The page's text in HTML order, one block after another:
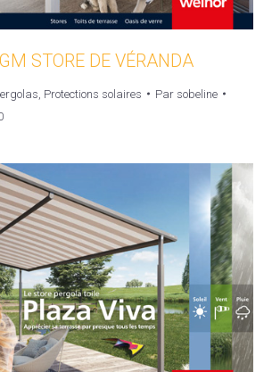
STORE DE VÉRANDA
Protections solaires Par sobeline